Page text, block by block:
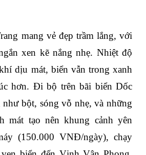
mang vẻ đẹp trầm lắng, với
xen kẽ nắng nhẹ. Nhiệt độ
dịu mát, biển vẫn trong xanh
hơn. Đi bộ trên bãi biển Dốc
như bột, sóng vỗ nhẹ, và những
mát tạo nên khung cảnh yên
(150.000 VNĐ/ngày), chạy